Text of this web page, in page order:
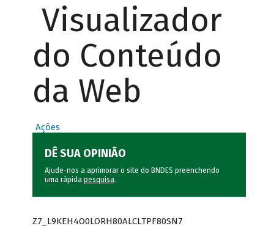
Visualizador
do Conteúdo
da Web
Ações
DÊ SUA OPINIÃO
Ajude-nos a aprimorar o site do BNDES preenchendo
uma rápida pesquisa.
Z7_L9KEH4O0LORH80ALCLTPF80SN7